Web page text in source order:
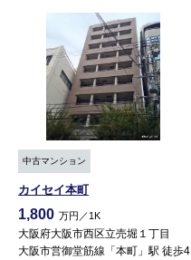
中古マンション
カイセイ本町
1,800 万円／1K
大阪府大阪市西区立売堀１丁目
大阪市営御堂筋線「本町」駅 徒歩4